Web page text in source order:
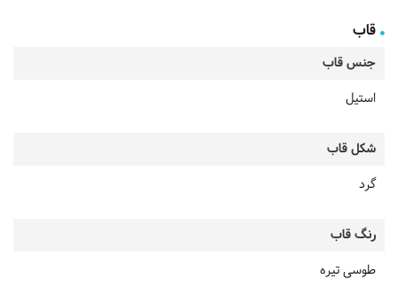
قاب
جنس قاب
استیل
شکل قاب
گرد
رنگ قاب
طوسی تیره